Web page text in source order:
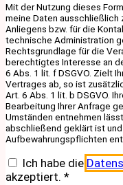
Mit der Nutzung dieses
meine Daten ausschließlich
Anliegens bzw. für die
technische Administration
Rechtsgrundlage für die
berechtigtes Interesse an
6 Abs. 1 lit. f DSGVO. Zielt
Vertrages ab, so ist
Art. 6 Abs. 1 lit. b DSGVO.
Bearbeitung Ihrer Anfrage
Umständen entnehmen
abschließend geklärt ist
Aufbewahrungspflichten
Ich habe die
akzeptiert. *